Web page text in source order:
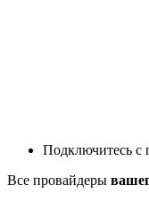
Подключитесь с
Все провайдеры